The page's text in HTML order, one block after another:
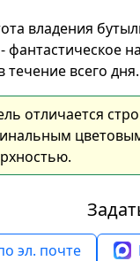
владения
фантастическое
течение всего
отличается
эл. почте